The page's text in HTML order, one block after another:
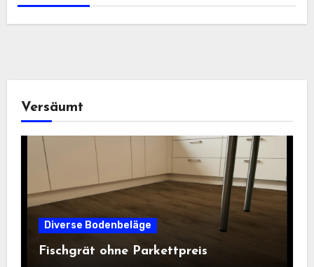
Versäumt
Diverse Bodenbeläge
Fischgrät ohne Parkettpreis